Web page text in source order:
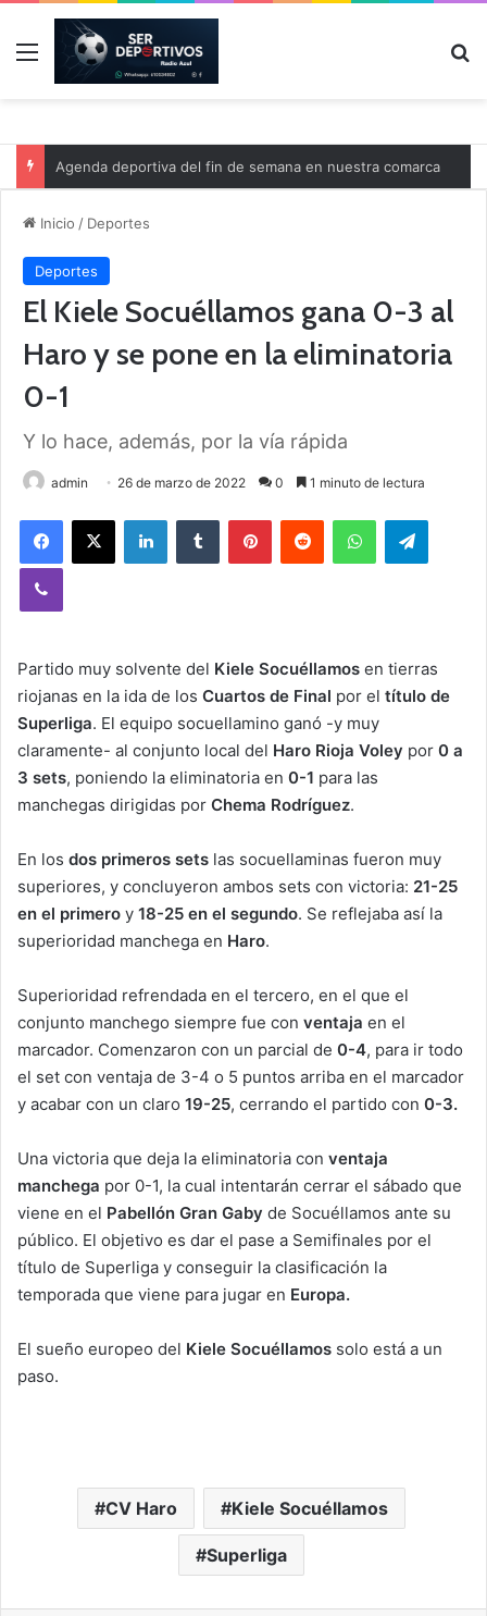
Menú
Agenda deportiva del fin de semana en nuestra comarca
Inicio / Deportes
Deportes
El Kiele Socuéllamos gana 0-3 al
Haro y se pone en la eliminatoria
0-1
Y lo hace, además, por la vía rápida
admin 26 de marzo de 2022 0 1 minuto de lectura
Partido muy solvente del Kiele Socuéllamos en tierras
riojanas en la ida de los Cuartos de Final por el título de
Superliga. El equipo socuellamino ganó -y muy
claramente- al conjunto local del Haro Rioja Voley por 0 a
3 sets, poniendo la eliminatoria en 0-1 para las
manchegas dirigidas por Chema Rodríguez.
En los dos primeros sets las socuellaminas fueron muy
superiores, y concluyeron ambos sets con victoria: 21-25
en el primero y 18-25 en el segundo. Se reflejaba así la
superioridad manchega en Haro.
Superioridad refrendada en el tercero, en el que el
conjunto manchego siempre fue con ventaja en el
marcador. Comenzaron con un parcial de 0-4, para ir todo
el set con ventaja de 3-4 o 5 puntos arriba en el marcador
y acabar con un claro 19-25, cerrando el partido con 0-3.
Una victoria que deja la eliminatoria con ventaja
manchega por 0-1, la cual intentarán cerrar el sábado que
viene en el Pabellón Gran Gaby de Socuéllamos ante su
público. El objetivo es dar el pase a Semifinales por el
título de Superliga y conseguir la clasificación la
temporada que viene para jugar en Europa.
El sueño europeo del Kiele Socuéllamos solo está a un
paso.
CV Haro Kiele Socuéllamos
Superliga